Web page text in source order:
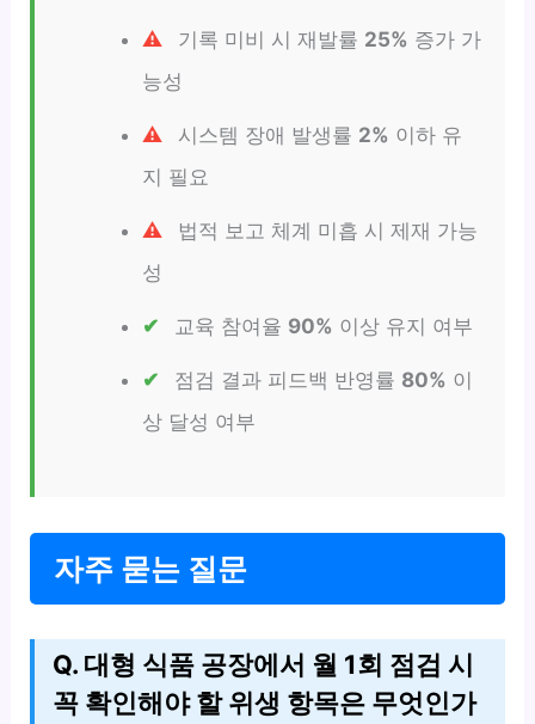
기록 미비 시 재발률 25% 증가 가
능성
시스템 장애 발생률 2% 이하 유
지 필요
법적 보고 체계 미흡 시 제재 가능
성
교육 참여율 90% 이상 유지 여부
점검 결과 피드백 반영률 80% 이
상 달성 여부
자주 묻는 질문
Q. 대형 식품 공장에서 월 1회 점검 시
꼭 확인해야 할 위생 항목은 무엇인가